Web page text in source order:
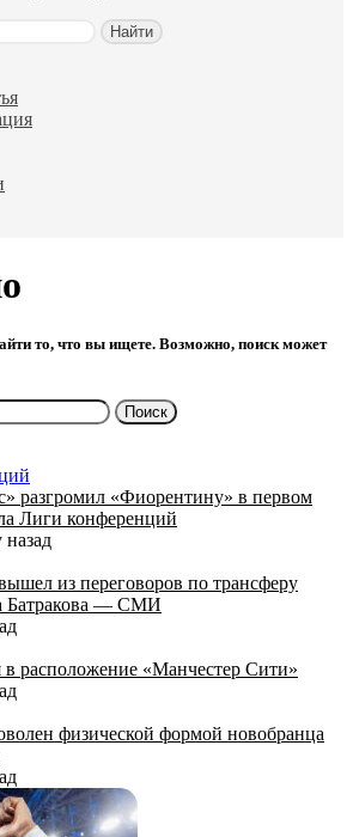
Найти
то, что вы ищете. Возможно, поиск может
разгромил «Фиорентину» в первом
Лиги конференций
из переговоров по трансферу
Батракова — СМИ
в расположение «Манчестер Сити»
физической формой новобранца